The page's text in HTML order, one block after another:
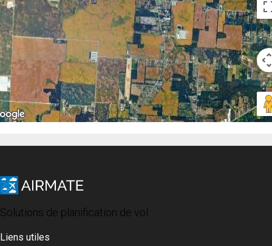
Solutions de planification de vol
Liens utiles